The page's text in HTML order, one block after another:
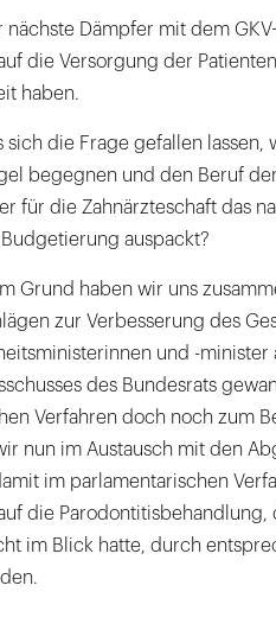
nächste Dämpfer mit dem
die Versorgung der
haben.
sich die Frage gefallen lassen,
begegnen und den Beruf
für die Zahnärzteschaft das
auspackt?
Grund haben wir uns
zur Verbesserung des
und -
des Bundesrats
Verfahren doch noch zum
nun im Austausch mit den
im parlamentarischen
die
im Blick hatte, durch